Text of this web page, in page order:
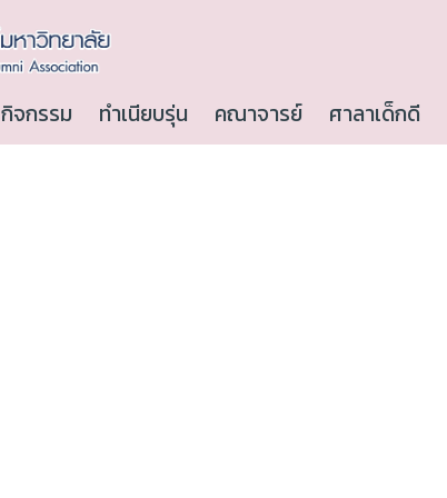
กิจกรรม ทำเนียบรุ่น คณาจารย์ ศาลาเด็กดี